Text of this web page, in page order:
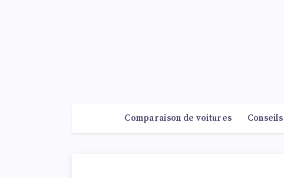
Comparaison de voitures